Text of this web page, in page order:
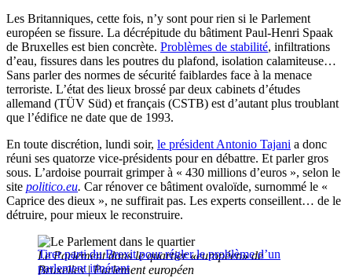
Les Britanniques, cette fois, n’y sont pour rien si le Parlement
européen se fissure. La décrépitude du bâtiment Paul-Henri Spaak
de Bruxelles est bien concrète. Problèmes de stabilité, infiltrations
d’eau, fissures dans les poutres du plafond, isolation calamiteuse…
Sans parler des normes de sécurité faiblardes face à la menace
terroriste. L’état des lieux brossé par deux cabinets d’études
allemand (TÜV Süd) et français (CSTB) est d’autant plus troublant
que l’édifice ne date que de 1993.
En toute discrétion, lundi soir, le président Antonio Tajani a donc
réuni ses quatorze vice-présidents pour en débattre. Et parler gros
sous. L’ardoise pourrait grimper à « 430 millions d’euros », selon le
site politico.eu. Car rénover ce bâtiment ovaloïde, surnommé le «
Caprice des dieux », ne suffirait pas. Les experts conseillent… de le
détruire, pour mieux le reconstruire.
Tirer parti du Brexit pour régler le problème d’un
parlement itinérant
Le Parlement dans le quartier«européen»de
Bruxelles | Parlement européen